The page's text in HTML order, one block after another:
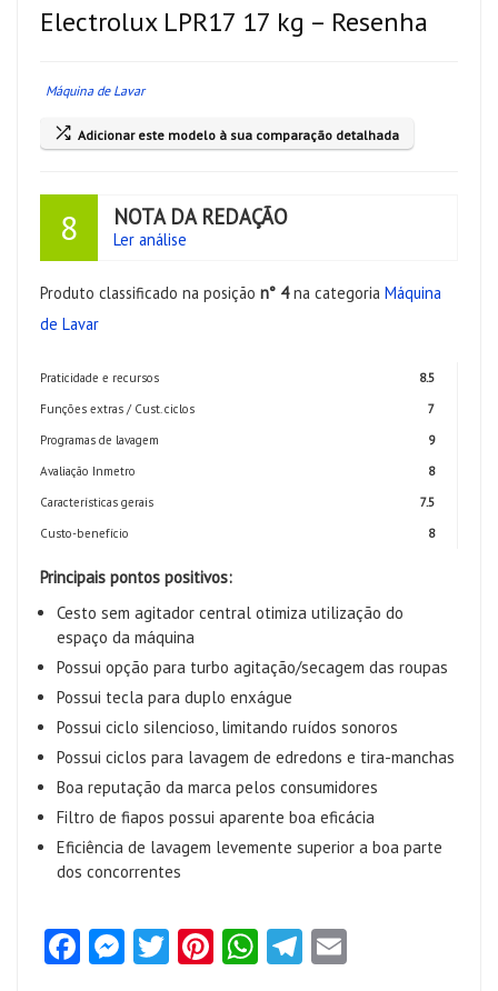
Electrolux LPR17 17 kg – Resenha
Máquina de Lavar
Adicionar este modelo à sua comparação detalhada
8 NOTA DA REDAÇÃO
Ler análise
Produto classificado na posição n° 4na categoria Máquina
de Lavar
Praticidade e recursos
8.5
Funções extras / Cust. ciclos
7
Programas de lavagem
9
Avaliação Inmetro
8
Características gerais
7.5
Custo-benefício
8
Principais pontos positivos:
Cesto sem agitador central otimiza utilização do
espaço da máquina
Possui opção para turbo agitação/secagem das roupas
Possui tecla para duplo enxágue
Possui ciclo silencioso, limitando ruídos sonoros
Possui ciclos para lavagem de edredons e tira-manchas
Boa reputação da marca pelos consumidores
Filtro de fiapos possui aparente boa eficácia
Eficiência de lavagem levemente superior a boa parte
dos concorrentes
Fa M T Pi W Te